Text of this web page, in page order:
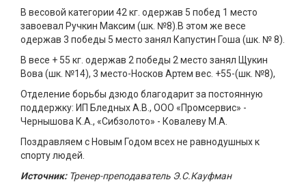
В весовой категории 42 кг. одержав 5 побед 1 место
завоевал Ручкин Максим (шк. №8).В этом же весе
одержав 3 победы 5 место занял Капустин Гоша (шк. № 8).
В весе + 55 кг. одержав 2 победы 2 место занял Щукин
Вова (шк. №14), 3 место-Носков Артем вес. +55-(шк. №8),
Отделение борьбы дзюдо благодарит за постоянную
поддержку: ИП Бледных А.В., ООО «Промсервис» -
Чернышова К.А., «Сибзолото» - Ковалеву М.А.
Поздравляем с Новым Годом всех не равнодушных к
спорту людей.
Источник:Тренер-преподаватель Э.С.Кауфман